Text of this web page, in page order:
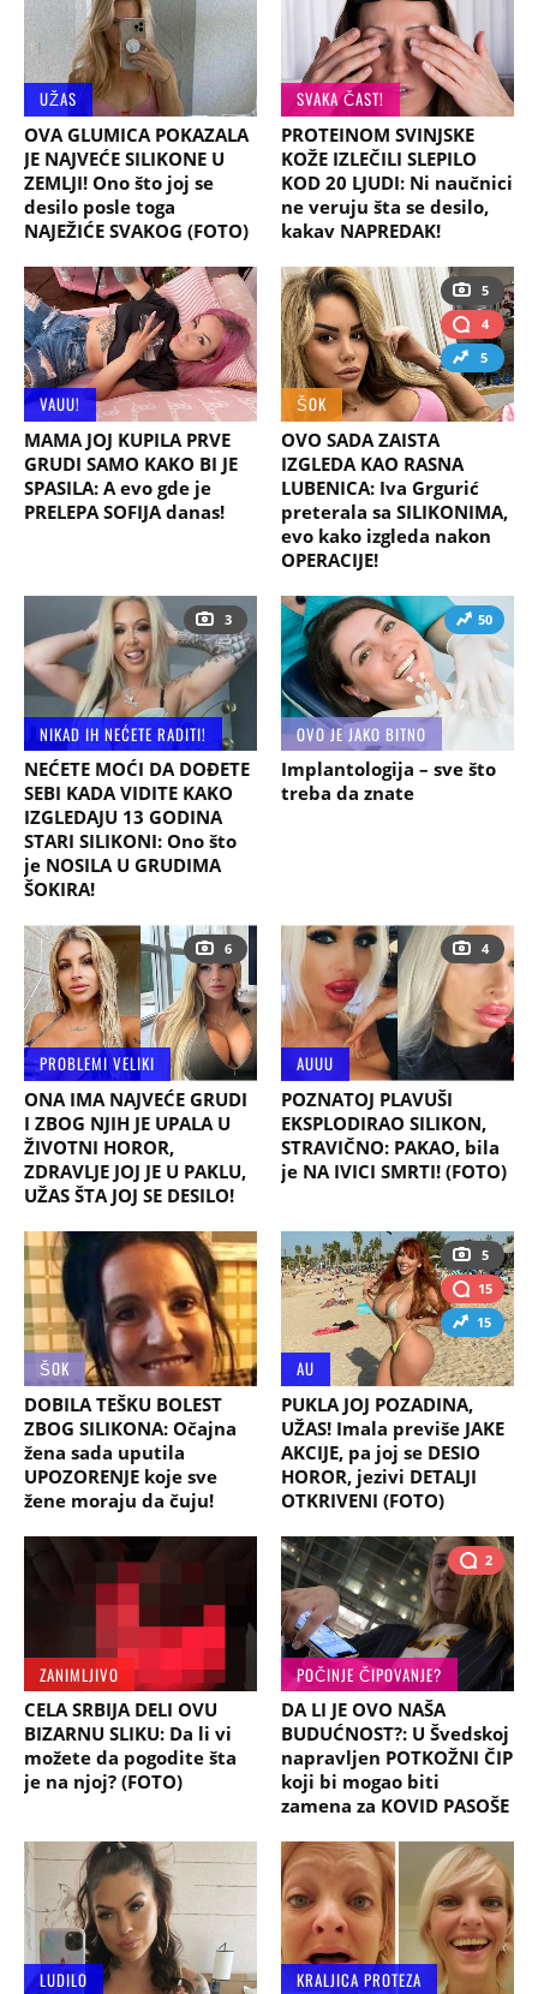
UŽAS
OVA GLUMICA POKAZALA
JE NAJVEĆE SILIKONE U
ZEMLJI! Ono što joj se
desilo posle toga
NAJEŽIĆE SVAKOG (FOTO)
SVAKA ČAST!
PROTEINOM SVINJSKE
KOŽE IZLEČILI SLEPILO
KOD 20 LJUDI: Ni naučnici
ne veruju šta se desilo,
kakav NAPREDAK!
VAUU!
MAMA JOJ KUPILA PRVE
GRUDI SAMO KAKO BI JE
SPASILA: A evo gde je
PRELEPA SOFIJA danas!
5
4
5
ŠOK
OVO SADA ZAISTA
IZGLEDA KAO RASNA
LUBENICA: Iva Grgurić
preterala sa SILIKONIMA,
evo kako izgleda nakon
OPERACIJE!
3
NIKAD IH NEĆETE RADITI!
NEĆETE MOĆI DA DOĐETE
SEBI KADA VIDITE KAKO
IZGLEDAJU 13 GODINA
STARI SILIKONI: Ono što
je NOSILA U GRUDIMA
ŠOKIRA!
50
OVO JE JAKO BITNO
Implantologija – sve što
treba da znate
6
PROBLEMI VELIKI
ONA IMA NAJVEĆE GRUDI
I ZBOG NJIH JE UPALA U
ŽIVOTNI HOROR,
ZDRAVLJE JOJ JE U PAKLU,
UŽAS ŠTA JOJ SE DESILO!
4
AUUU
POZNATOJ PLAVUŠI
EKSPLODIRAO SILIKON,
STRAVIČNO: PAKAO, bila
je NA IVICI SMRTI! (FOTO)
ŠOK
DOBILA TEŠKU BOLEST
ZBOG SILIKONA: Očajna
žena sada uputila
UPOZORENJE koje sve
žene moraju da čuju!
5
15
15
AU
PUKLA JOJ POZADINA,
UŽAS! Imala previše JAKE
AKCIJE, pa joj se DESIO
HOROR, jezivi DETALJI
OTKRIVENI (FOTO)
ZANIMLJIVO
CELA SRBIJA DELI OVU
BIZARNU SLIKU: Da li vi
možete da pogodite šta
je na njoj? (FOTO)
2
POČINJE ČIPOVANJE?
DA LI JE OVO NAŠA
BUDUĆNOST?: U Švedskoj
napravljen POTKOŽNI ČIP
koji bi mogao biti
zamena za KOVID PASOŠE
LUDILO
KRALJICA PROTEZA